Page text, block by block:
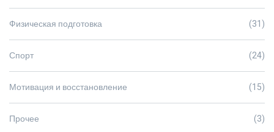
Физическая подготовка (31)
Спорт (24)
Мотивация и восстановление (15)
Прочее (3)